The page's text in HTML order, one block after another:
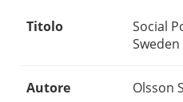
Titolo
Social
Sweden
Autore Olsson